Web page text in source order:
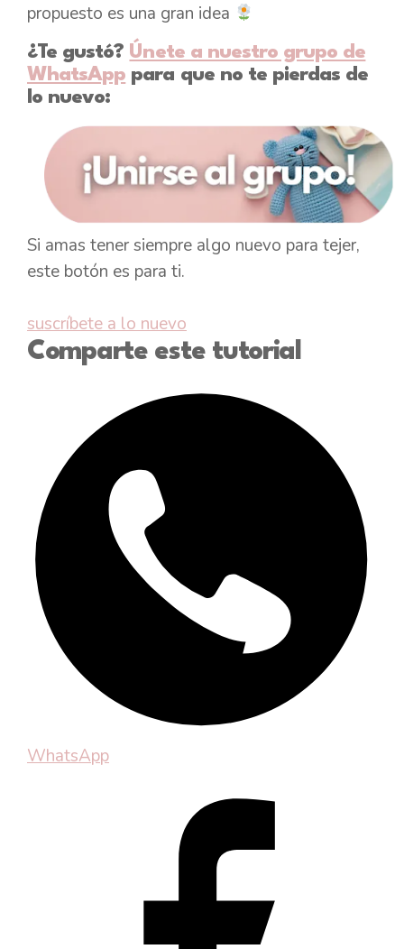
propuesto es una gran idea
¿Te gustó? Únete a nuestro grupo de
WhatsApp para que no te pierdas de
lo nuevo:
Si amas tener siempre algo nuevo para tejer,
este botón es para ti.
suscríbete a lo nuevo
Comparte este tutorial
WhatsApp